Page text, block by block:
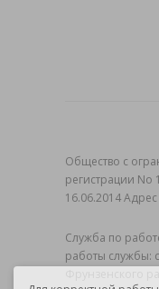
Общеcтво с
регистрации No
16.06.2014
Служба по
работы службы:
Фрунзенского